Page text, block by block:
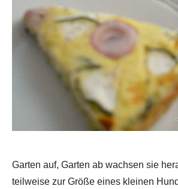
Garten auf, Garten ab wachsen sie
teilweise zur Größe eines kleinen